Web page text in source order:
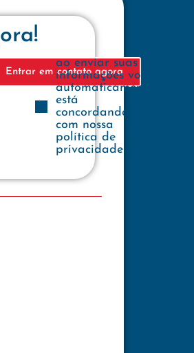
Entrar em contato agora
ao enviar suas
informações você
automaticamente
está
concordando
com nossa
política de
privacidade